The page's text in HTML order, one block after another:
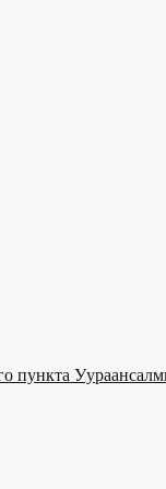
пункта